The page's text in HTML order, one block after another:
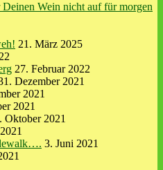
Wein nicht auf für morgen
21. März 2025
27. Februar 2022
Dezember 2021
2021
2021
Oktober 2021
3. Juni 2021